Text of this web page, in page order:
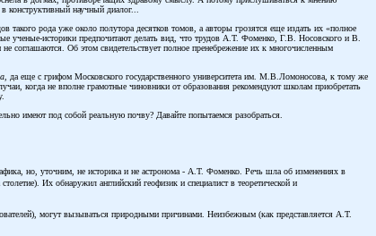
конструктивный научный диалог...
рода уже около полутора десятков томов, а авторы грозятся еще издать их «полное
ученые-историки предпочитают делать вид, что трудов А.Т. Фоменко, Г.В. Носовского и В.
соглашаются. Об этом свидетельствует полное пренебрежение их к многочисленным
, да еще с грифом Московского государственного университета им. М.В.Ломоносова, к тому же
когда не вполне грамотные чиновники от образования рекомендуют школам приобретать
имеют под собой реальную почву? Давайте попытаемся разобраться.
но, уточним, не историка и не астронома - А.Т. Фоменко. Речь шла об изменениях в
Их обнаружил английский геофизик и специалист в теоретической и
могут вызываться природными причинами. Неизбежным (как представляется А.Т.